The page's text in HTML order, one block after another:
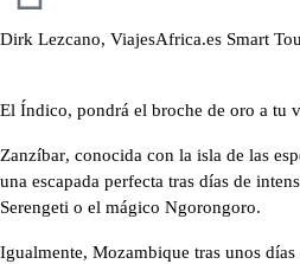
Dirk Lezcano, ViajesAfrica.es Smart
El Índico, pondrá el broche de oro a tu
Zanzíbar, conocida con la isla de las
una escapada perfecta tras días de
Serengeti o el mágico Ngorongoro.
Igualmente, Mozambique tras unos